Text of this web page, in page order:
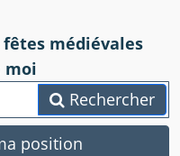
médiévales
moi
Rechercher
position